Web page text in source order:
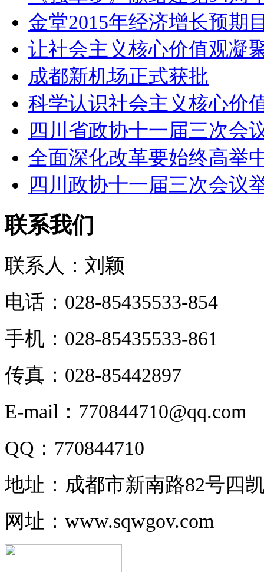
金堂2015年经济增长预期
让社会主义核心价值观凝
成都新机场正式获批
科学认识社会主义核心价
四川省政协十一届三次会
全面深化改革要始终高举
四川政协十一届三次会议
联系我们
联系人：刘颖
电话：028-85435533-854
手机：028-85435533-861
传真：028-85442897
E-mail：770844710@qq.com
QQ：770844710
地址：成都市新南路82号四
网址：www.sqwgov.com